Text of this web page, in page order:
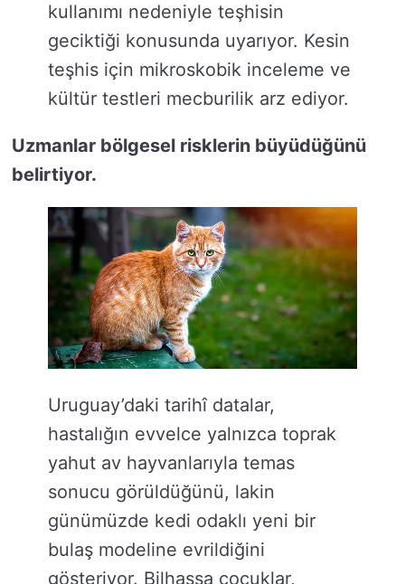
kullanımı nedeniyle teşhisin
geciktiği konusunda uyarıyor. Kesin
teşhis için mikroskobik inceleme ve
kültür testleri mecburilik arz ediyor.
Uzmanlar bölgesel risklerin büyüdüğünü
belirtiyor.
Uruguay’daki tarihî datalar,
hastalığın evvelce yalnızca toprak
yahut av hayvanlarıyla temas
sonucu görüldüğünü, lakin
günümüzde kedi odaklı yeni bir
bulaş modeline evrildiğini
gösteriyor. Bilhassa çocuklar,